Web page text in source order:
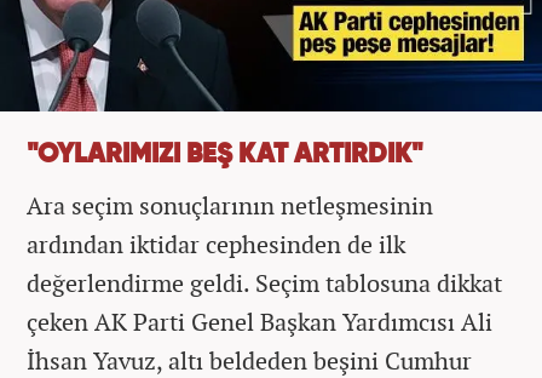
"OYLARIMIZI BEŞ KAT ARTIRDIK"
Ara seçim sonuçlarının netleşmesinin
ardından iktidar cephesinden de ilk
değerlendirme geldi. Seçim tablosuna dikkat
çeken AK Parti Genel Başkan Yardımcısı Ali
İhsan Yavuz, altı beldeden beşini Cumhur